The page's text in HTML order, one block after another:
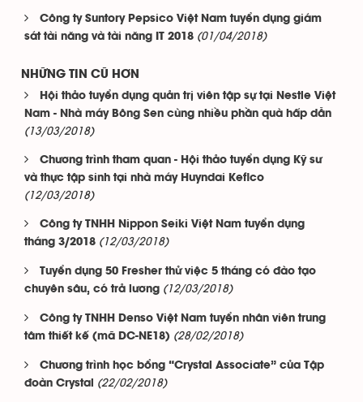
Công ty Suntory Pepsico Việt Nam tuyển dụng giám
sát tài năng và tài năng IT 2018 (01/04/2018)
NHỮNG TIN CŨ HƠN
Hội thảo tuyển dụng quản trị viên tập sự tại Nestle Việt
Nam - Nhà máy Bông Sen cùng nhiều phần quà hấp dẫn
(13/03/2018)
Chương trình tham quan - Hội thảo tuyển dụng Kỹ sư
và thực tập sinh tại nhà máy Huyndai Kefico
(12/03/2018)
Công ty TNHH Nippon Seiki Việt Nam tuyển dụng
tháng 3/2018 (12/03/2018)
Tuyển dụng 50 Fresher thử việc 5 tháng có đào tạo
chuyên sâu, có trả lương (12/03/2018)
Công ty TNHH Denso Việt Nam tuyển nhân viên trung
tâm thiết kế (mã DC-NE18) (28/02/2018)
Chương trình học bổng “Crystal Associate” của Tập
đoàn Crystal
(22/02/2018)